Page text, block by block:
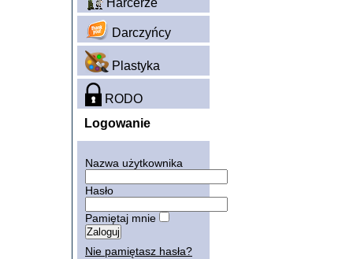
Darczyńcy
Plastyka
RODO
Logowanie
Nazwa użytkownika
Hasło
Pamiętaj mnie
Nie pamiętasz hasła?